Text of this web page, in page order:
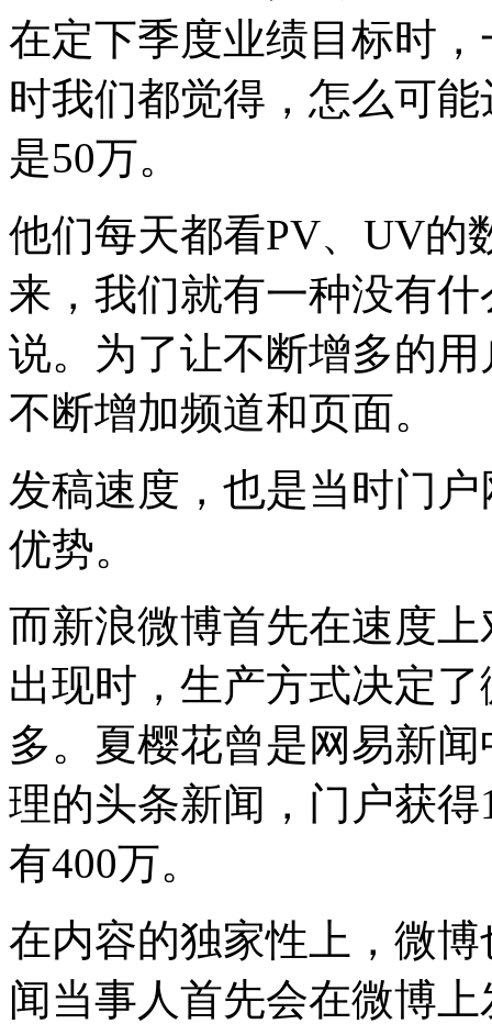
在定下季度业绩目标时
时我们都觉得，怎么可
是50万。
他们每天都看PV、UV的
来，我们就有一种没有
说。为了让不断增多的
不断增加频道和页面。
发稿速度，也是当时门
优势。
而新浪微博首先在速度
出现时，生产方式决定
多。夏樱花曾是网易新
理的头条新闻，门户获
有400万。
在内容的独家性上，微
闻当事人首先会在微博